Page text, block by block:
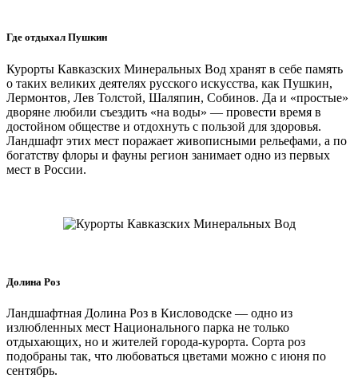
Где отдыхал Пушкин
Курорты Кавказских Минеральных Вод хранят в себе память
о таких великих деятелях русского искусства, как Пушкин,
Лермонтов, Лев Толстой, Шаляпин, Собинов. Да и «простые»
дворяне любили съездить «на воды» — провести время в
достойном обществе и отдохнуть с пользой для здоровья.
Ландшафт этих мест поражает живописными рельефами, а по
богатству флоры и фауны регион занимает одно из первых
мест в России.
Долина Роз
Ландшафтная Долина Роз в Кисловодске — одно из
излюбленных мест Национального парка не только
отдыхающих, но и жителей города-курорта. Сорта роз
подобраны так, что любоваться цветами можно с июня по
сентябрь.